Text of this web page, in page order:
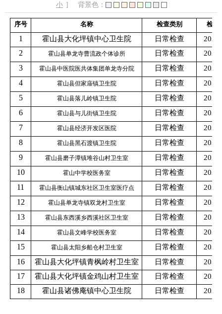
小 ] 背景色：
序号 名称 检查类别 检查
1 霍山县大化坪镇中心卫生院 日常检查
2 霍山县单龙寺曹流政个体诊所 日常检查
3 霍山县中医院医共体集团单龙寺分院 日常检查
4 霍山县但家庙镇卫生院 日常检查
5 霍山县落儿岭镇卫生院 日常检查
6 霍山县与儿街镇卫生院 日常检查
7 霍山县经济开发区医院 日常检查
8 霍山县黑石渡镇卫生院 日常检查
9 霍山县磨子潭镇堆谷山村卫生室 日常检查
10 霍山中学校医务室 日常检查
11 霍山县衡山镇城东社区卫生室医疗点 日常检查
12 霍山县单龙寺镇双龙村卫生室 日常检查
13 霍山县东西溪乡西溪社区卫生室 日常检查
14 霍山县文峰学校医务室 日常检查
15 霍山县太阳乡船仓村卫生室 日常检查
16 霍山县大化坪镇青枫岭村卫生室 日常检查
17 霍山县大化坪镇金鸡山村卫生室 日常检查
18 霍山县诸佛庵镇中心卫生院 日常检查